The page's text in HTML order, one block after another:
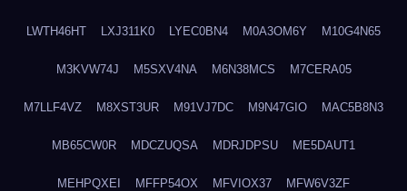
LWTH46HT LXJ311K0 LYEC0BN4 M0A3OM6Y M10G4N65
M3KVW74J M5SXV4NA M6N38MCS M7CERA05
M7LLF4VZ M8XST3UR M91VJ7DC M9N47GIO MAC5B8N3
MB65CW0R MDCZUQSA MDRJDPSU ME5DAUT1
MEHPQXEI MFFP54OX MFVIOX37 MFW6V3ZF